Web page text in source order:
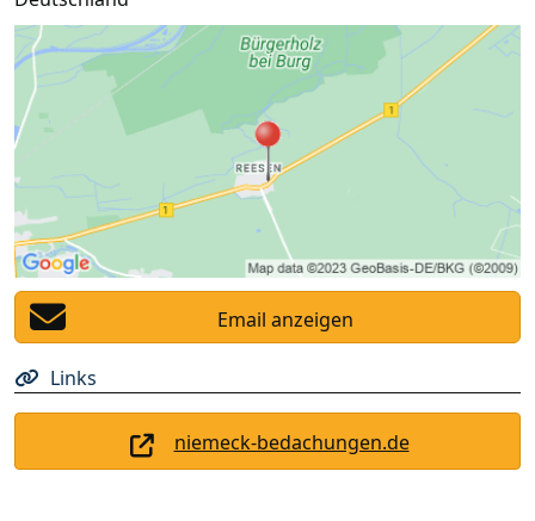
Email anzeigen
Links
niemeck-bedachungen.de